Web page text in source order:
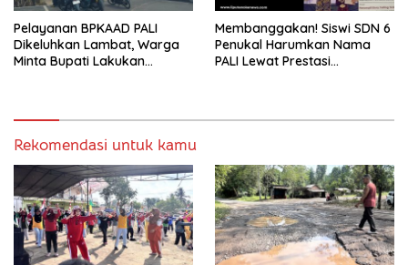
Pelayanan BPKAAD PALI
Dikeluhkan Lambat, Warga
Minta Bupati Lakukan
Membanggakan! Siswi SDN 6
Penukal Harumkan Nama
PALI Lewat Prestasi
Rekomendasi untuk kamu